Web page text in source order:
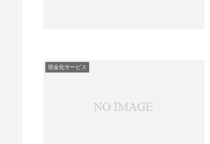
現金化サービス